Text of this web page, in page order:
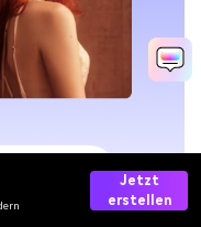
Jetzt
erstellen